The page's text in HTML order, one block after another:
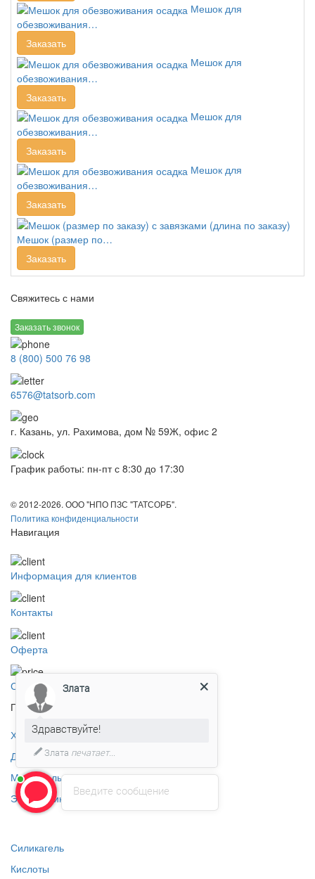
Мешок для
обезвоживания…
Заказать
Мешок для
обезвоживания…
Заказать
Мешок для
обезвоживания…
Заказать
Мешок для
обезвоживания…
Заказать
Мешок (размер по…
Заказать
Свяжитесь с нами
Заказать звонок
8 (800) 500 76 98
6576@tatsorb.com
г. Казань, ул. Рахимова, дом № 59Ж, офис 2
График работы: пн-пт с 8:30 до 17:30
© 2012-2026. ООО "НПО ПЗС "ТАТСОРБ".
Политика конфиденциальности
Навигация
Информация для клиентов
Контакты
Оферта
Скачать прайс
Продукция
Хлорсодержащие препараты
Дезинфицирующие средства
Материалы для водоподготовки
Этиленгликоль
Силикагель
Кислоты
Введите сообщение
Злата
Здравствуйте!
Злата печатает...